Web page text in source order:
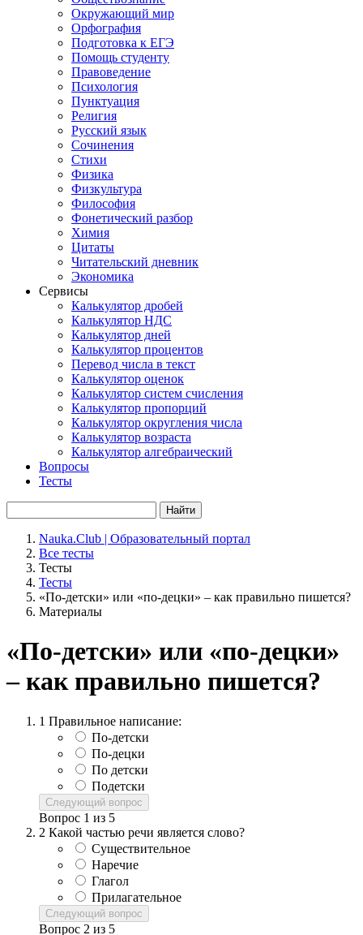
Окружающий мир
Орфография
Подготовка к ЕГЭ
Помощь студенту
Правоведение
Психология
Пунктуация
Религия
Русский язык
Сочинения
Стихи
Физика
Физкультура
Философия
Фонетический разбор
Химия
Цитаты
Читательский дневник
Экономика
Сервисы
Калькулятор дробей
Калькулятор НДС
Калькулятор дней
Калькулятор процентов
Перевод числа в текст
Калькулятор оценок
Калькулятор систем счисления
Калькулятор пропорций
Калькулятор округления числа
Калькулятор возраста
Калькулятор алгебраический
Вопросы
Тесты
Найти
Nauka.Club | Образовательный портал
Все тесты
Тесты
Тесты
«По-детски» или «по-децки» – как правильно пишется?
Материалы
«По-детски» или «по-децки»
– как правильно пишется?
1 Правильное написание:
По-детски
По-децки
По детски
Подетски
Следующий вопрос
Вопрос 1 из 5
2 Какой частью речи является слово?
Существительное
Наречие
Глагол
Прилагательное
Следующий вопрос
Вопрос 2 из 5